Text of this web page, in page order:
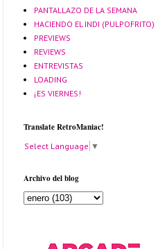
PANTALLAZO DE LA SEMANA
HACIENDO EL INDI (PULPOFRITO)
PREVIEWS
REVIEWS
ENTREVISTAS
LOADING
¡ES VIERNES!
Translate RetroManiac!
Select Language ▼
Archivo del blog